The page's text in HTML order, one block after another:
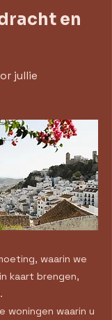
en
jullie
waarin we
kaart brengen,
woningen waarin u